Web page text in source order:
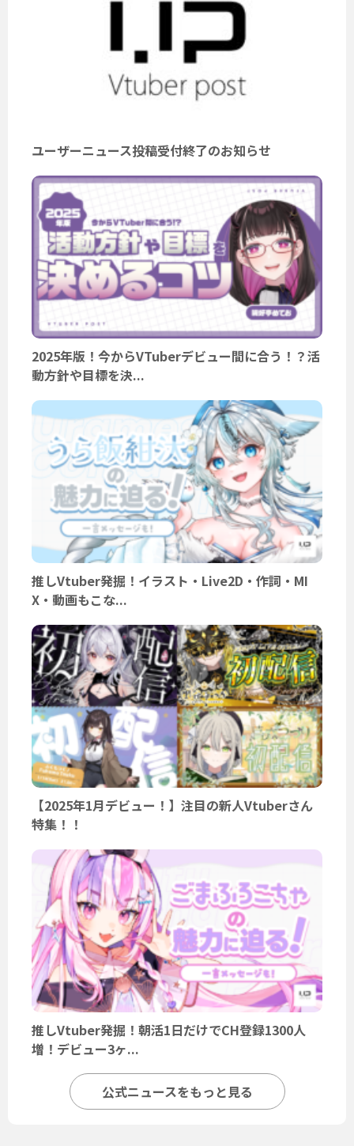
ユーザーニュース投稿受付終了のお知らせ
2025年版！今からVTuberデビュー間に合う！？活
動方針や目標を決...
推しVtuber発掘！イラスト・Live2D・作詞・MI
X・動画もこな...
【2025年1月デビュー！】注目の新人Vtuberさん
特集！！
推しVtuber発掘！朝活1日だけでCH登録1300人
増！デビュー3ヶ...
公式ニュースをもっと見る